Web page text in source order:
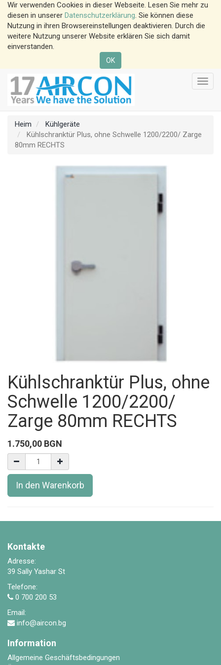
Wir verwenden Cookies in dieser Webseite. Lesen Sie mehr zu
diesen in unserer Datenschutzerklärung. Sie können diese
Nutzung in ihren Browsereinstellungen deaktivieren. Durch die
weitere Nutzung unserer Website erklären Sie sich damit
einverstanden.
OK
Heim
Kühlgeräte
Kühlschranktür Plus, ohne Schwelle 1200/2200/ Zarge
80mm RECHTS
Kühlschranktür Plus, ohne
Schwelle 1200/2200/
Zarge 80mm RECHTS
1.750,00 BGN
In den Warenkorb
Kontakte
Adresse:
39 Sally Yashar St
Telefone:
0 700 200 53
Email:
info@aircon.bg
Information
Allgemeine Geschäftsbedingungen